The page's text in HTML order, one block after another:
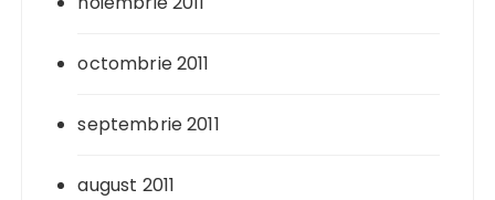
octombrie 2011
septembrie 2011
august 2011